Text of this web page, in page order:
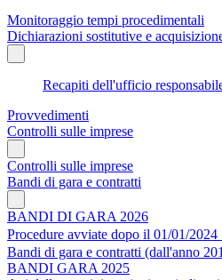
Monitoraggio tempi procedimentali
Dichiarazioni sostitutive e
Recapiti dell'ufficio
Provvedimenti
Controlli sulle imprese
Controlli sulle imprese
Bandi di gara e contratti
BANDI DI GARA 2026
Procedure avviate dopo il 01/01/2024
Bandi di gara e contratti (dall'anno
BANDI GARA 2025